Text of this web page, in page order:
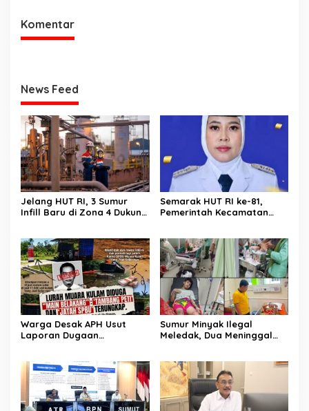
Komentar
News Feed
Jelang HUT RI, 3 Sumur
Infill Baru di Zona 4 Dukung
Semarak HUT RI ke-81,
Pemerintah Kecamatan
Warga Desak APH Usut
Laporan Dugaan
Sumur Minyak Ilegal
Meledak, Dua Meninggal
Cepat